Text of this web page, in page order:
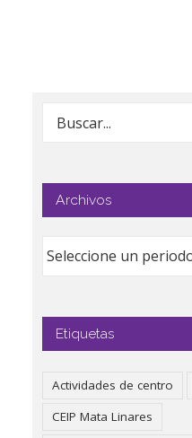
Buscar:
Archivos
Etiquetas
Actividades de centro
CEIP Mata Linares